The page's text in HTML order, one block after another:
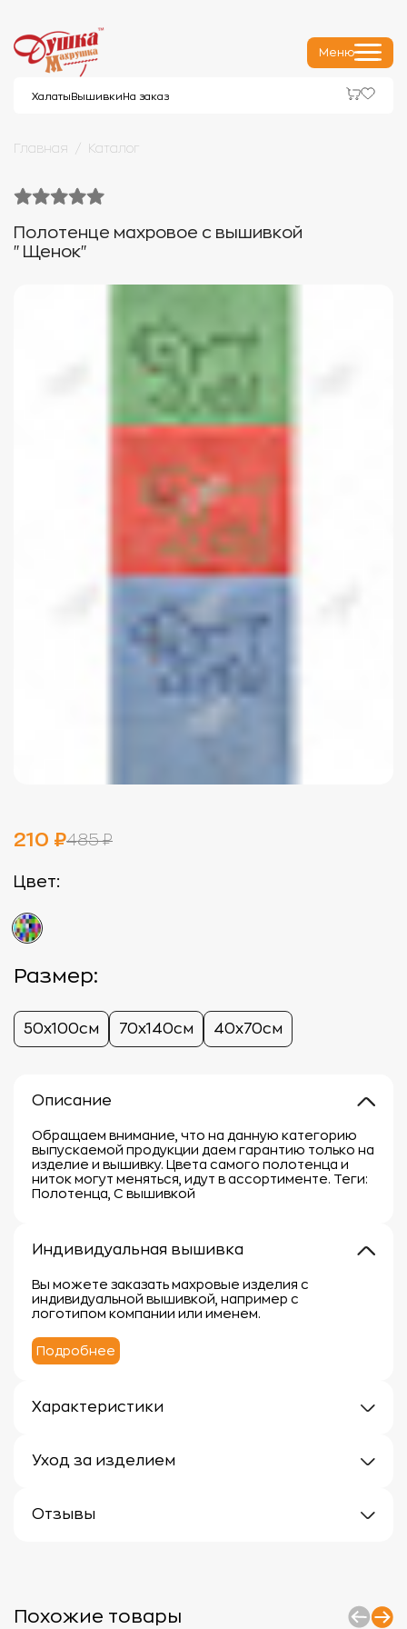
Меню
Халаты Вышивки На заказ
Главная Каталог
Полотенце махровое с вышивкой
"Щенок"
210 ₽485 ₽
Цвет:
Размер:
50х100см 70х140см 40х70см
Описание
Обращаем внимание, что на данную категорию
выпускаемой продукции даем гарантию только на
изделие и вышивку. Цвета самого полотенца и
ниток могут меняться, идут в ассортименте. Теги:
Полотенца, С вышивкой
Индивидуальная вышивка
Вы можете заказать махровые изделия с
индивидуальной вышивкой, например с
логотипом компании или именем.
Подробнее
Характеристики
Материал: 100% хлопок
Уход за изделием
чтобы сохранить их мягкость, впитывающие
без моющего средства.
- Стирать изделия отдельно от вещей с
Отзывы
Похожие товары